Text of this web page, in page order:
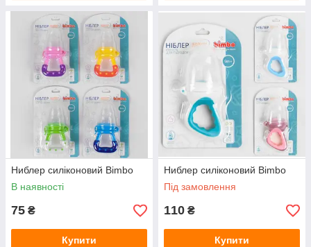
Ниблер силіконовий Bimbo
В наявності
75 ₴
Купити
Ниблер силіконовий Bimbo
Під замовлення
110 ₴
Купити